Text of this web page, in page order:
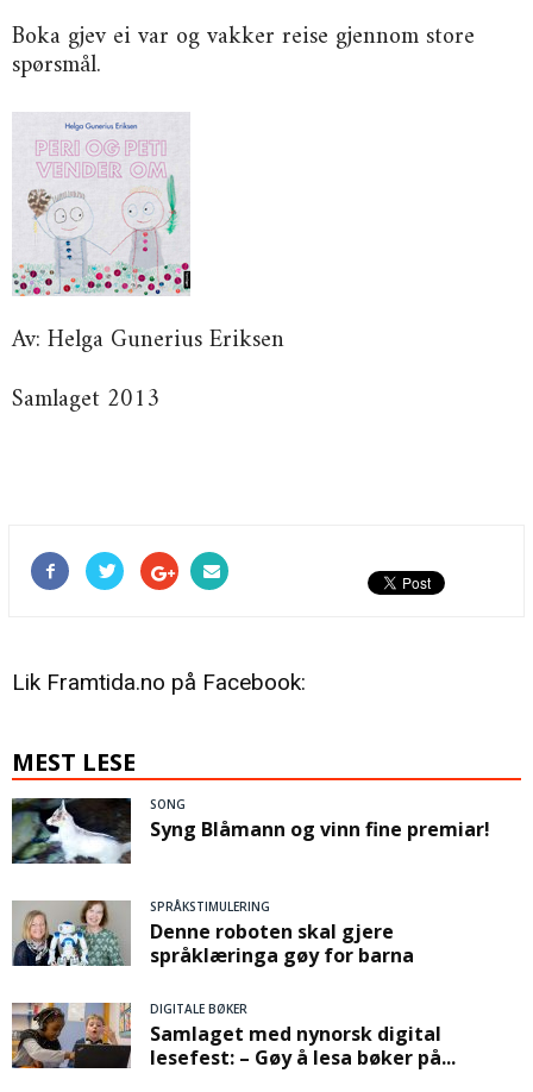
Boka gjev ei var og vakker reise gjennom store
spørsmål.
Av: Helga Gunerius Eriksen
Samlaget 2013
Lik Framtida.no på Facebook:
MEST LESE
SONG
Syng Blåmann og vinn fine premiar!
SPRÅKSTIMULERING
Denne roboten skal gjere
språklæringa gøy for barna
DIGITALE BØKER
Samlaget med nynorsk digital
lesefest: – Gøy å lesa bøker på...